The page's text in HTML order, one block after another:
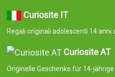
Curiosite IT
Regali originali adolescenti 14 anni
Curiosite AT
Originelle Geschenke für 14-